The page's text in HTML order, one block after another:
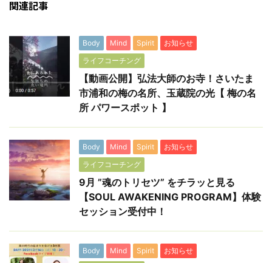
関連記事
Body Mind Spirit
お知らせ
ライフコーチング
【動画公開】弘法大師のお寺！さいたま
市浦和の梅の名所、玉蔵院の光【 梅の名
所 パワースポット 】
Body Mind Spirit
お知らせ
ライフコーチング
9月 ”魂のトリセツ” をチラッと見る
【SOUL AWAKENING PROGRAM】体験
セッション受付中！
Body Mind Spirit
お知らせ